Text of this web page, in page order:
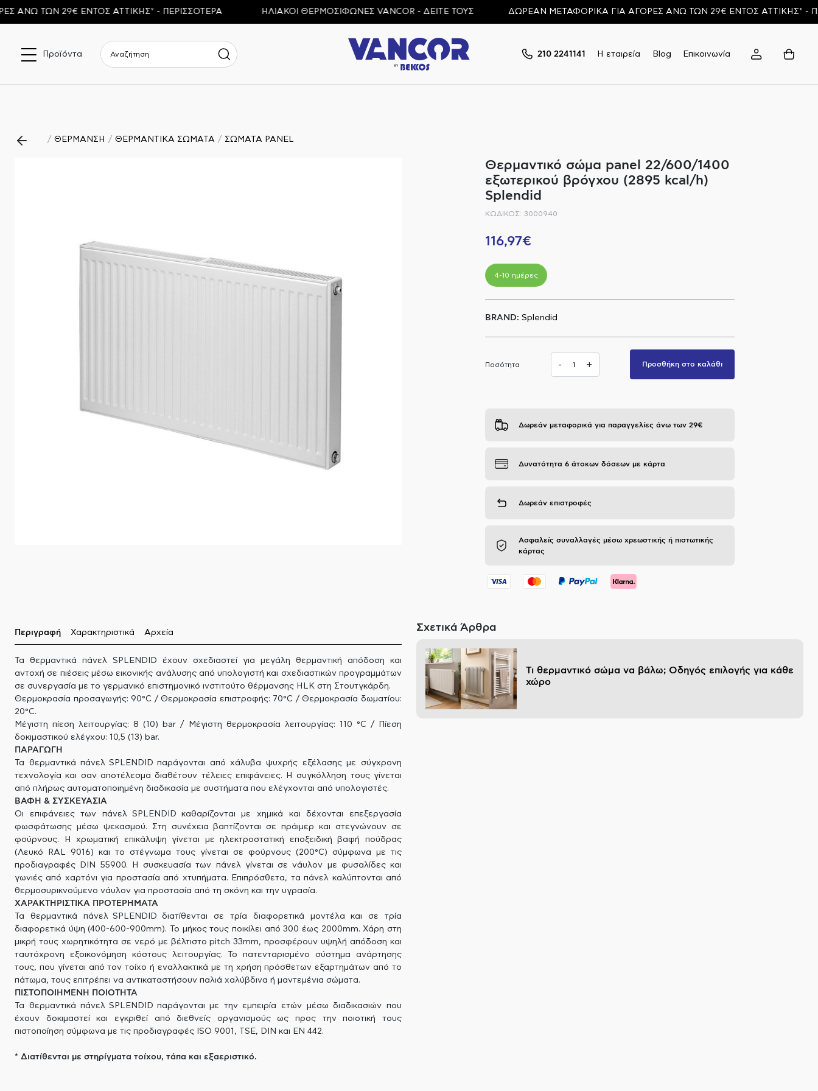
ΤΩΝ 29€ ΕΝΤΟΣ ΑΤΤΙΚΗΣ* - ΠΕΡΙΣΣΟΤΕΡΑ ΗΛΙΑΚΟΙ ΘΕΡΜΟΣΙΦΩΝΕΣ VANCOR - ΔΕΙΤΕ ΤΟΥΣ ΔΩΡΕΑΝ ΜΕΤΑΦΟΡΙΚΑ ΓΙΑ ΑΓΟΡΕΣ ΑΝΩ ΤΩΝ 29€ ΕΝΤΟΣ ΑΤΤΙΚΗΣ* -
Προϊόντα 210 2241141 Η εταιρεία Blog Επικοινωνία
ΘΕΡΜΑΝΣΗ ΘΕΡΜΑΝΤΙΚΑ ΣΩΜΑΤΑ ΣΩΜΑΤΑ PANEL
Θερμαντικό σώμα panel 22/600/1400
εξωτερικού βρόγχου (2895 kcal/h)
Splendid
ΚΩΔΙΚΟΣ: 3000940
116,97€
4-10 ημέρες
BRAND: Splendid
Ποσότητα - + Προσθήκη στο καλάθι
Δωρεάν μεταφορικά για παραγγελίες άνω των 29€
Δυνατότητα 6 άτοκων δόσεων με κάρτα
Δωρεάν επιστροφές
Ασφαλείς συναλλαγές μέσω χρεωστικής ή πιστωτικής
κάρτας
Περιγραφή Χαρακτηριστικά Αρχεία
Τα θερμαντικά πάνελ SPLENDID έχουν σχεδιαστεί για μεγάλη θερμαντική απόδοση και
αντοχή σε πιέσεις μέσω εικονικής ανάλυσης από υπολογιστή και σχεδιαστικών προγραμμάτων
σε συνεργασία με το γερμανικό επιστημονικό ινστιτούτο θέρμανσης HLK στη Στουτγκάρδη.
Θερμοκρασία προσαγωγής: 90°C / Θερμοκρασία επιστροφής: 70°C / Θερμοκρασία δωματίου:
20°C.
Μέγιστη πίεση λειτουργίας: 8 (10) bar / Μέγιστη θερμοκρασία λειτουργίας: 110 °C / Πίεση
δοκιμαστικού ελέγχου: 10,5 (13) bar.
ΠΑΡΑΓΩΓΗ
Τα θερμαντικά πάνελ SPLENDID παράγονται από χάλυβα ψυχρής εξέλασης με σύγχρονη
τεχνολογία και σαν αποτέλεσμα διαθέτουν τέλειες επιφάνειες. Η συγκόλληση τους γίνεται
από πλήρως αυτοματοποιημένη διαδικασία με συστήματα που ελέγχονται από υπολογιστές.
ΒΑΦΗ & ΣΥΣΚΕΥΑΣΙΑ
Οι επιφάνειες των πάνελ SPLENDID καθαρίζονται με χημικά και δέχονται επεξεργασία
φωσφάτωσης μέσω ψεκασμού. Στη συνέχεια βαπτίζονται σε πράιμερ και στεγνώνουν σε
φούρνους. Η χρωματική επικάλυψη γίνεται με ηλεκτροστατική εποξειδική βαφή πούδρας
(Λευκό RAL 9016) και το στέγνωμα τους γίνεται σε φούρνους (200°C) σύμφωνα με τις
προδιαγραφές DIN 55900. Η συσκευασία των πάνελ γίνεται σε νάυλον με φυσαλίδες και
γωνιές από χαρτόνι για προστασία από χτυπήματα. Επιπρόσθετα, τα πάνελ καλύπτονται από
θερμοσυρικνούμενο νάυλον για προστασία από τη σκόνη και την υγρασία.
ΧΑΡΑΚΤΗΡΙΣΤΙΚΑ ΠΡΟΤΕΡΗΜΑΤΑ
Τα θερμαντικά πάνελ SPLENDID διατίθενται σε τρία διαφορετικά μοντέλα και σε τρία
διαφορετικά ύψη (400-600-900mm). Το μήκος τους ποικίλει από 300 έως 2000mm. Χάρη στη
μικρή τους χωρητικότητα σε νερό με βέλτιστο pitch 33mm, προσφέρουν υψηλή απόδοση και
ταυτόχρονη εξοικονόμηση κόστους λειτουργίας. Το πατενταρισμένο σύστημα ανάρτησης
τους, που γίνεται από τον τοίχο ή εναλλακτικά με τη χρήση πρόσθετων εξαρτημάτων από το
πάτωμα, τους επιτρέπει να αντικαταστήσουν παλιά χαλύβδινα ή μαντεμένια σώματα.
ΠΙΣΤΟΠΟΙΗΜΕΝΗ ΠΟΙΟΤΗΤΑ
Τα θερμαντικά πάνελ SPLENDID παράγονται με την εμπειρία ετών μέσω διαδικασιών που
έχουν δοκιμαστεί και εγκριθεί από διεθνείς οργανισμούς ως προς την ποιοτική τους
πιστοποίηση σύμφωνα με τις προδιαγραφές ISO 9001, TSE, DIN και EN 442.
* Διατίθενται με στηρίγματα τοίχου, τάπα και εξαεριστικό.
Σχετικά Άρθρα
Τι θερμαντικό σώμα να βάλω; Οδηγός επιλογής για κάθε
χώρο